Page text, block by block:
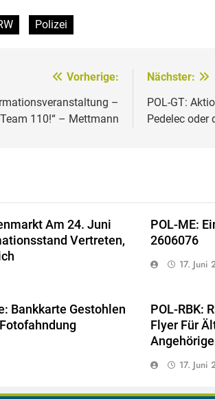
Polizei
Vorherige:
–
110!“ – Mettmann
Nächster:
POL-GT:
Pedelec oder
Am 24. Juni
Vertreten,
POL-ME:
2606076
17. Juni
Bankkarte Gestohlen
POL-RBK:
Flyer Für
17. Juni